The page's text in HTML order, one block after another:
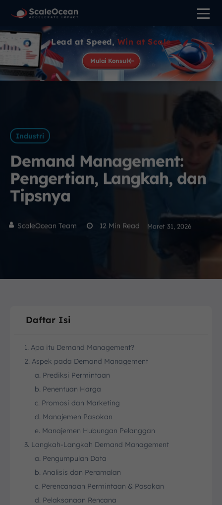
Lead at Speed, Win at Scale
Mulai Konsul
Industri
Demand Management:
Pengertian, Langkah, dan
Tipsnya
ScaleOcean Team 12 Min Read Maret 31, 2026
Daftar Isi
1. Apa itu Demand Management?
2. Aspek pada Demand Management
a. Prediksi Permintaan
b. Penentuan Harga
c. Promosi dan Marketing
d. Manajemen Pasokan
e. Manajemen Hubungan Pelanggan
3. Langkah-Langkah Demand Management
a. Pengumpulan Data
b. Analisis dan Peramalan
c. Perencanaan Permintaan & Pasokan
d. Pelaksanaan Rencana